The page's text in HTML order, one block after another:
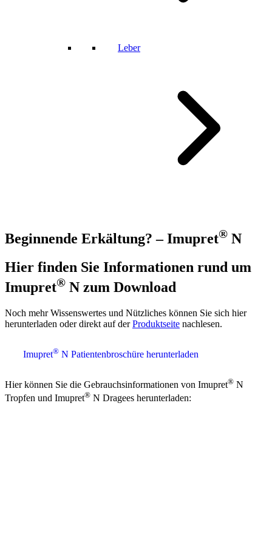
Leber
Beginnende Erkältung? – Imupret® N
Hier finden Sie Informationen rund um
Imupret® N zum Download
Noch mehr Wissenswertes und Nützliches können Sie sich hier
herunterladen oder direkt auf derProduktseite nachlesen.
Imupret® N Patientenbroschüre herunterladen
Hier können Sie die Gebrauchsinformationen von Imupret® N
Tropfen und Imupret® N Dragees herunterladen: